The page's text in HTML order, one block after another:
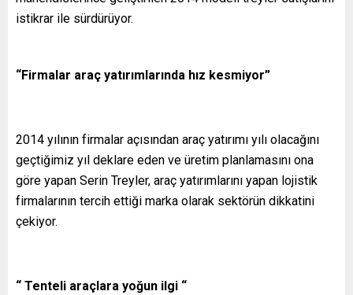
istikrar ile sürdürüyor.
“Firmalar araç yatırımlarında hız kesmiyor”
2014 yılının firmalar açısından araç yatırımı yılı olacağını
geçtiğimiz yıl deklare eden ve üretim planlamasını ona
göre yapan Serin Treyler, araç yatırımlarını yapan lojistik
firmalarının tercih ettiği marka olarak sektörün dikkatini
çekiyor.
“ Tenteli araçlara yoğun ilgi “